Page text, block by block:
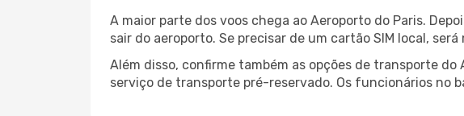
A maior parte dos voos chega ao Aeroporto do Paris.
sair do aeroporto. Se precisar de um cartão SIM local,
Além disso, confirme também as opções de transporte
serviço de transporte pré-reservado. Os funcionários no